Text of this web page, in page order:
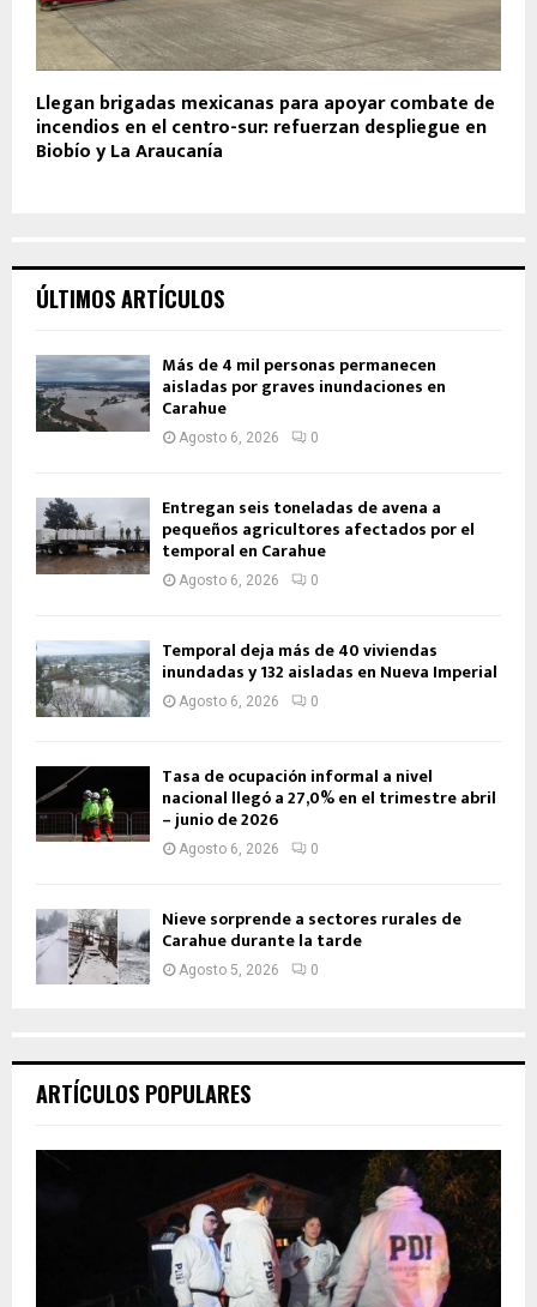
Llegan brigadas mexicanas para apoyar combate de
incendios en el centro-sur: refuerzan despliegue en
Biobío y La Araucanía
ÚLTIMOS ARTÍCULOS
Más de 4 mil personas permanecen
aisladas por graves inundaciones en
Carahue
Agosto 6, 2026 0
Entregan seis toneladas de avena a
pequeños agricultores afectados por el
temporal en Carahue
Agosto 6, 2026 0
Temporal deja más de 40 viviendas
inundadas y 132 aisladas en Nueva Imperial
Agosto 6, 2026 0
Tasa de ocupación informal a nivel
nacional llegó a 27,0% en el trimestre abril
– junio de 2026
Agosto 6, 2026 0
Nieve sorprende a sectores rurales de
Carahue durante la tarde
Agosto 5, 2026 0
ARTÍCULOS POPULARES